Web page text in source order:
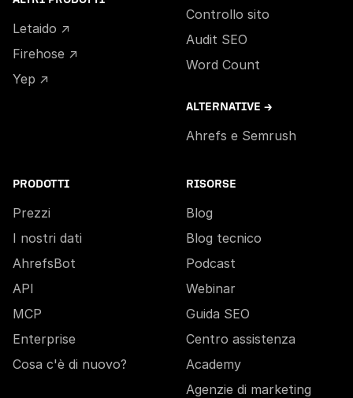
Letaido ↗
Firehose ↗
Yep ↗
Controllo sito
Audit SEO
Word Count
ALTERNATIVE →
Ahrefs e Semrush
PRODOTTI
Prezzi
I nostri dati
AhrefsBot
API
MCP
Enterprise
Cosa c'è di nuovo?
RISORSE
Blog
Blog tecnico
Podcast
Webinar
Guida SEO
Centro assistenza
Academy
Agenzie di marketing